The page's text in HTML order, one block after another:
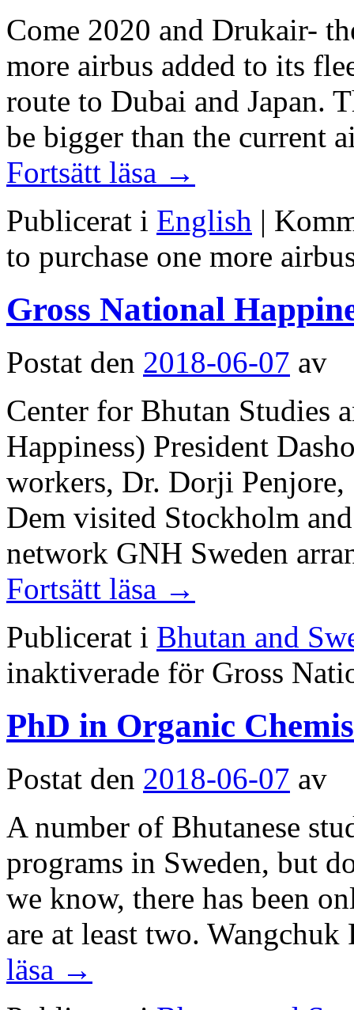
Come 2020 and Drukair-
more airbus added to its
route to Dubai and Japan.
be bigger than the current
Fortsätt läsa →
Publicerat i English |
to purchase one more
Gross National
Postat den 2018-06-07 av
Center for Bhutan Studies
Happiness) President
workers, Dr. Dorji
Dem visited Stockholm
network GNH Sweden
Fortsätt läsa →
Publicerat i Bhutan and
inaktiverade för Gross
PhD in Organic
Postat den 2018-06-07 av
A number of Bhutanese
programs in Sweden, but
we know, there has been
are at least two.
läsa →